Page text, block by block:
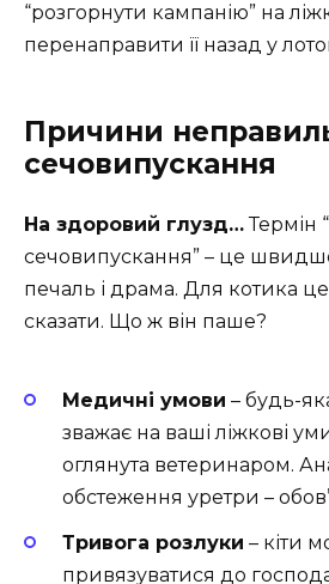
“розгорнути кампанію” на
перенаправити її назад у
Причини
сечовипускання
На здоровий глузд…Термін
сечовипускання” – це
печаль і драма. Для котика
сказати. Що ж він паше?
Медичні умови – будь-
зважає на ваші ліжкові
оглянута ветеринаром.
обстеження уретри –
Тривога розлуки – кіти
привязуватися до